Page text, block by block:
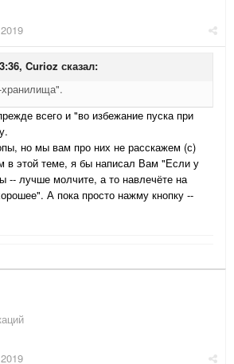
Curioz сказал:
всего и "во избежание пуска при
но мы вам про них не расскажем (с)
в этой теме, я бы написал Вам "Если у
-- лучше молчите, а то навлечёте на
А пока просто нажму кнопку --